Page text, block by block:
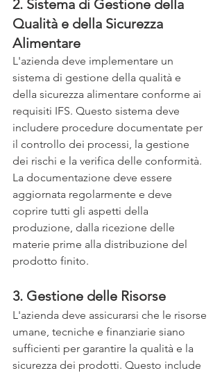
2. Sistema di Gestione della
Qualità e della Sicurezza
Alimentare
L'azienda deve implementare un
sistema di gestione della qualità e
della sicurezza alimentare conforme ai
requisiti IFS. Questo sistema deve
includere procedure documentate per
il controllo dei processi, la gestione
dei rischi e la verifica delle conformità.
La documentazione deve essere
aggiornata regolarmente e deve
coprire tutti gli aspetti della
produzione, dalla ricezione delle
materie prime alla distribuzione del
prodotto finito.
3. Gestione delle Risorse
L'azienda deve assicurarsi che le risorse
umane, tecniche e finanziarie siano
sufficienti per garantire la qualità e la
sicurezza dei prodotti. Questo include